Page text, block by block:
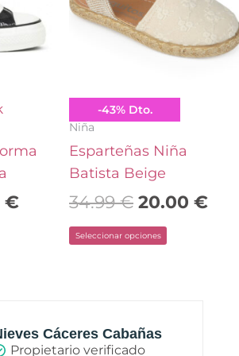
€
25.00 €.
-43%Dto.
Conguitos
Niña
Esparteñas Niña
Batista Beige
34.99€
34.99 €.
20.00 €
Seleccionar opciones
variantes.
pueden
elegir
en
la
página
producto
Cáceres Cabañas
Propietario verificado